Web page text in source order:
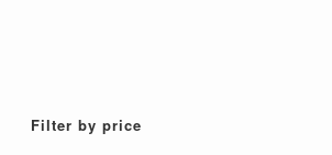
Filter by price